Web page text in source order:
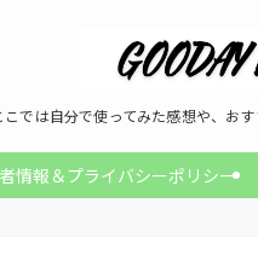
こでは自分で使ってみた感想や、お
情報＆プライバシーポリシー